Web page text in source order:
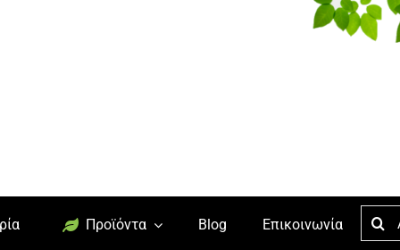
Προϊόντα Blog Επικοινωνία
for: